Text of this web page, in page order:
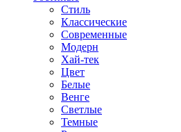
Стиль
Классические
Современные
Модерн
Хай-тек
Цвет
Белые
Венге
Светлые
Темные